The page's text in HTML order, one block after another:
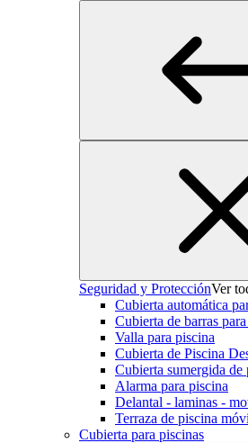
Seguridad y ProtecciónVer
Cubierta automática
Cubierta de barras
Valla para piscina
Cubierta de Piscina
Cubierta sumergida de
Alarma para piscina
Delantal - laminas -
Terraza de piscina
Cubierta para piscinas